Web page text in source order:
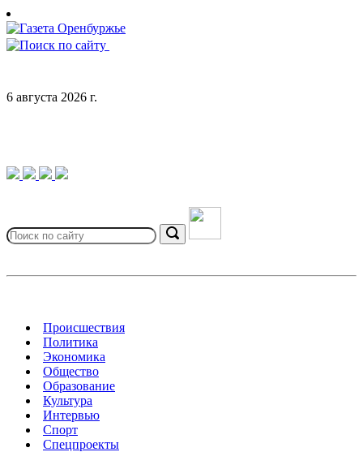
Skip
to
content
6 августа 2026 г.
for:
Search
Происшествия
Политика
Экономика
Общество
Образование
Культура
Интервью
Спорт
Спецпроекты